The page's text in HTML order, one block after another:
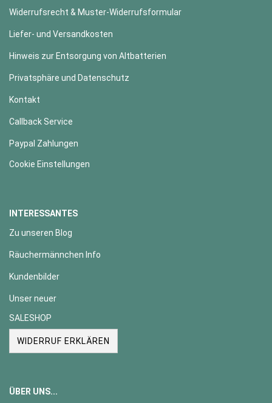
Widerrufsrecht & Muster-Widerrufsformular
Liefer- und Versandkosten
Hinweis zur Entsorgung von Altbatterien
Privatsphäre und Datenschutz
Kontakt
Callback Service
Paypal Zahlungen
Cookie Einstellungen
INTERESSANTES
Zu unseren Blog
Räuchermännchen Info
Kundenbilder
Unser neuer
SALESHOP
WIDERRUF ERKLÄREN
ÜBER UNS...